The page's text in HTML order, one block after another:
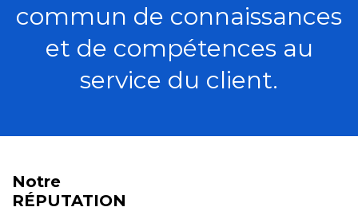
commun de connaissances
et de compétences au
service du client.
Notre
RÉPUTATION